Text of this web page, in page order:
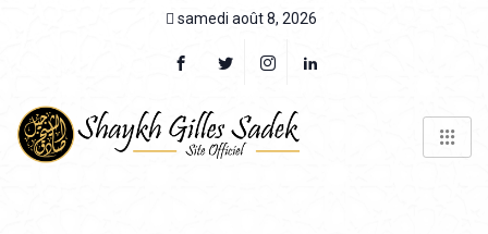
samedi août 8, 2026